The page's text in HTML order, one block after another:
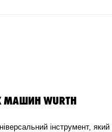
WURTH
інструмент,